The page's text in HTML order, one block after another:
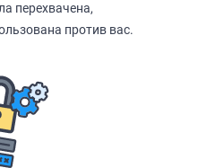
перехвачена,
против вас.